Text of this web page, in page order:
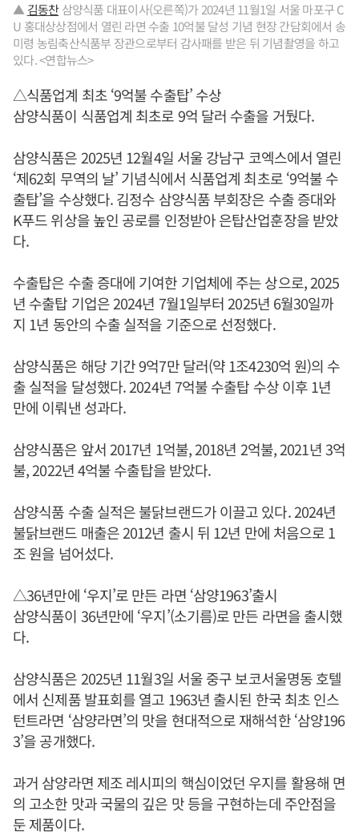
▲ 김동찬삼양식품 대표이사(오른쪽)가 2024년 11월1일 서울 마포구 C
U 홍대상상점에서 열린 라면 수출 10억불 달성 기념 현장 간담회에서 송
미령 농림축산식품부 장관으로부터 감사패를 받은 뒤 기념촬영을 하고
있다. <연합뉴스>
△식품업계 최초 ‘9억불 수출탑’ 수상
삼양식품이 식품업계 최초로 9억 달러 수출을 거뒀다.
삼양식품은 2025년 12월4일 서울 강남구 코엑스에서 열린
‘제62회 무역의 날’ 기념식에서 식품업계 최초로 ‘9억불 수
출탑’을 수상했다. 김정수 삼양식품 부회장은 수출 증대와
K푸드 위상을 높인 공로를 인정받아 은탑산업훈장을 받았
다.
수출탑은 수출 증대에 기여한 기업체에 주는 상으로, 2025
년 수출탑 기업은 2024년 7월1일부터 2025년 6월30일까
지 1년 동안의 수출 실적을 기준으로 선정했다.
삼양식품은 해당 기간 9억7만 달러(약 1조4230억 원)의 수
출 실적을 달성했다. 2024년 7억불 수출탑 수상 이후 1년
만에 이뤄낸 성과다.
삼양식품은 앞서 2017년 1억불, 2018년 2억불, 2021년 3억
불, 2022년 4억불 수출탑을 받았다.
삼양식품 수출 실적은 불닭브랜드가 이끌고 있다. 2024년
불닭브랜드 매출은 2012년 출시 뒤 12년 만에 처음으로 1
조 원을 넘어섰다.
△36년만에 ‘우지’로 만든 라면 ‘삼양1963’출시
삼양식품이 36년만에 ‘우지’(소기름)로 만든 라면을 출시했
다.
삼양식품은 2025년 11월3일 서울 중구 보코서울명동 호텔
에서 신제품 발표회를 열고 1963년 출시된 한국 최초 인스
턴트라면 ‘삼양라면’의 맛을 현대적으로 재해석한 ‘삼양196
3’을 공개했다.
과거 삼양라면 제조 레시피의 핵심이었던 우지를 활용해 면
의 고소한 맛과 국물의 깊은 맛 등을 구현하는데 주안점을
둔 제품이다.